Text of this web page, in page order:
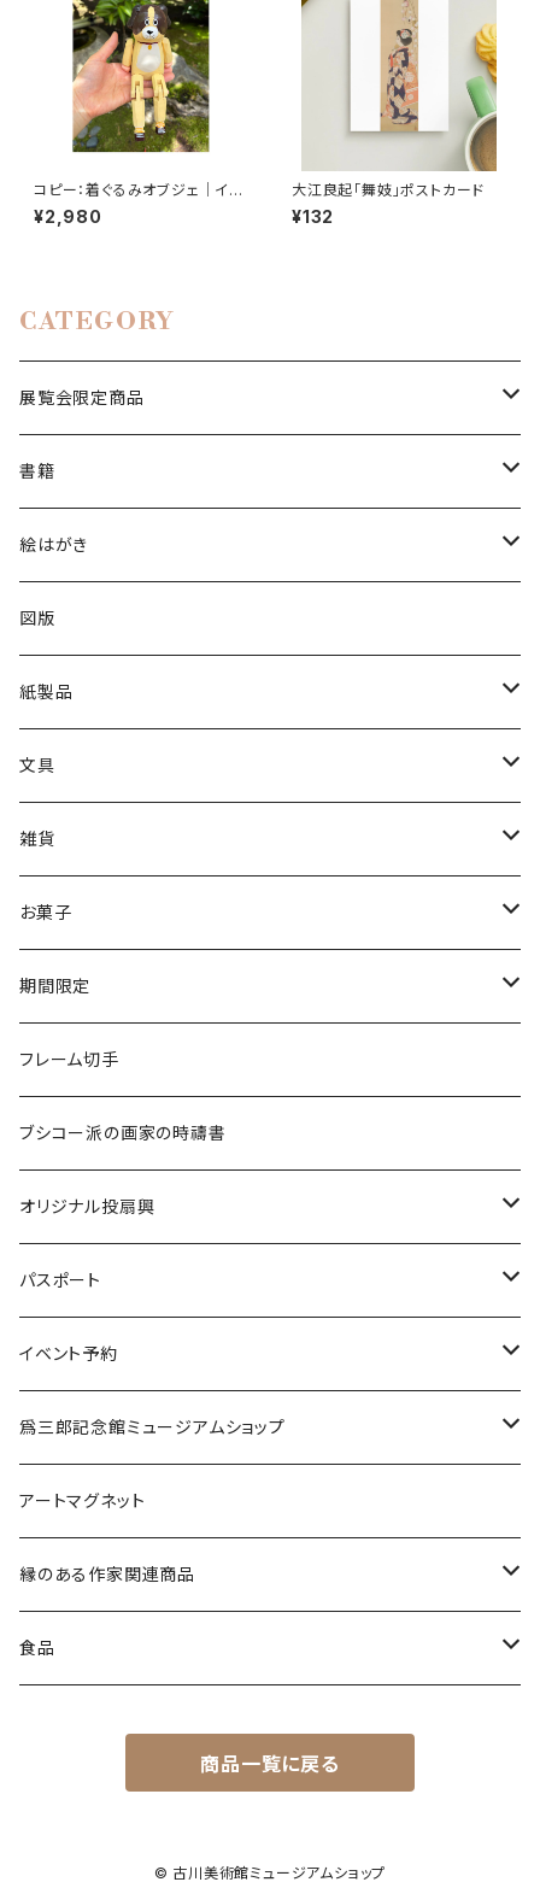
コピー：着ぐるみオブジェ｜イヌ
｜
¥2,980
大江良起「舞妓」ポストカード
¥132
CATEGORY
展覧会限定商品
絵はがき
2024印象派展
2025日本画家 長谷川喜久展
陶磁器
図録
出品作家商品
カレンダー
メガネ拭き
クリアファイル
2024印象派展
書籍
図録
冊子
絵はがき
所蔵品絵はがき
日本画
洋画
分館爲三郎記念館絵はがき
展覧会限定
印象派展
山本眞輔・澄江・真希展2026
図版
紙製品
一筆箋
その他
文具
筆記用具
クリアファイル
リングノート（A5サイズ）
一筆箋
ブックマーク
雑貨
あぶらとり紙
懐紙
ストラップ
ハンカチ
マグネット
缶バッジ
各種ケース
ミラー
掛軸たとう
縦型
横型
茶筅
マグ茶筅
その他
お菓子
7D
ドライマンゴー
チョコレートマンゴー
７D
スペシャルティコーヒー
焼き菓子
水
期間限定
受注生産
フレーム切手
ブシコー派の画家の時禱書
オリジナル投扇興
投扇興セット（道具一式）
投扇興 扇子2本セット
パスポート
新規
更新
イベント予約
弘法市の日に巡る 覚王山・城山 歴史文化と美術散策
11月21日（金）
12月21日（日）
爲三郎記念館ミュージアムショップ
季節の商品
茶道具
アートマグネット
縁のある作家関連商品
一筆箋
食品
スペシャルティコーヒー
商品一覧に戻る
© 古川美術館ミュージアムショップ